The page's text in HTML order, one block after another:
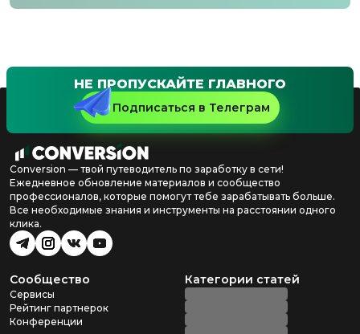
НЕ ПРОПУСКАЙТЕ ГЛАВНОГО
Подписаться в Телеграм
Conversion — твой путеводитель по заработку в сети!
Ежедневное обновление материалов и сообщество
профессионалов, которые помогут тебе зарабатывать больше.
Все необходимые знания и инструменты на расстоянии одного
клика.
Сообщество
Сервисы
Рейтинг партнерок
Конференции
Категории статей